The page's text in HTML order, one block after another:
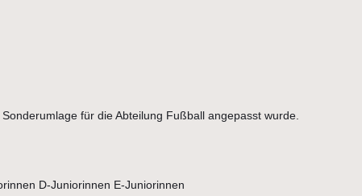
für die Abteilung Fußball angepasst wurde.
D-Juniorinnen E-Juniorinnen